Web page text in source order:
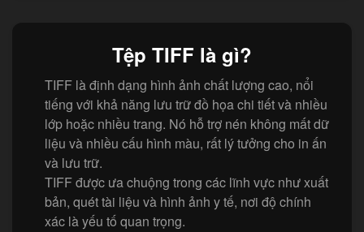
Tệp TIFF là gì?
TIFF là định dạng hình ảnh chất lượng cao, nổi
tiếng với khả năng lưu trữ đồ họa chi tiết và nhiều
lớp hoặc nhiều trang. Nó hỗ trợ nén không mất dữ
liệu và nhiều cấu hình màu, rất lý tưởng cho in ấn
và lưu trữ.
TIFF được ưa chuộng trong các lĩnh vực như xuất
bản, quét tài liệu và hình ảnh y tế, nơi độ chính
xác là yếu tố quan trọng.